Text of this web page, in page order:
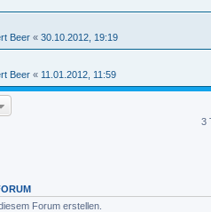
Beer « 30.10.2012, 19:19
Beer « 11.01.2012, 11:59
3
Forum erstellen.